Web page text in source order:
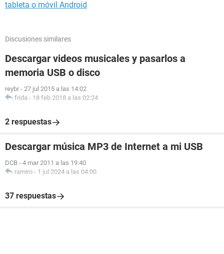
tableta o móvil Android
Discusiones similares
Descargar videos musicales y pasarlos a
memoria USB o disco
reybr - 27 jul 2015 a las 14:02
frida - 18 feb 2018 a las 02:24
2 respuestas
Descargar música MP3 de Internet a mi USB
DCB - 4 mar 2011 a las 19:40
ramiro - 1 jul 2024 a las 04:00
37 respuestas